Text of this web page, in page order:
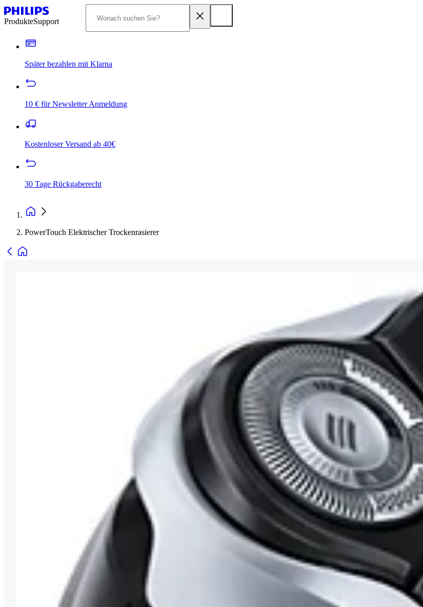
ProdukteSupport
Später bezahlen mit Klarna
10 € für Newsletter Anmeldung
Kostenloser Versand ab 40€
30 Tage Rückgaberecht
PowerTouch Elektrischer Trockenrasierer